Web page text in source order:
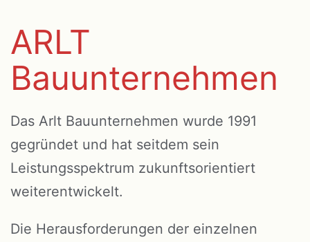
ARLT
Bauunternehmen
Das Arlt Bauunternehmen wurde 1991
gegründet und hat seitdem sein
Leistungsspektrum zukunftsorientiert
weiterentwickelt.
Die Herausforderungen der einzelnen